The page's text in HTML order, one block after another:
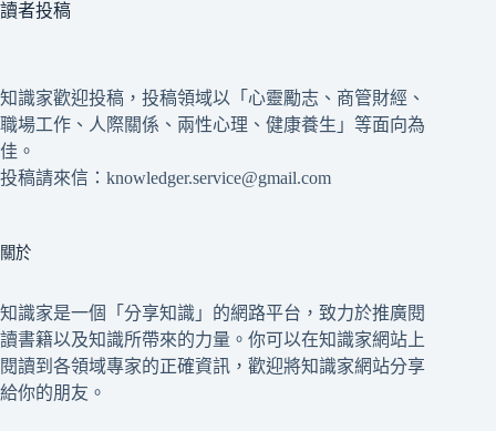
讀者投稿
知識家歡迎投稿，投稿領域以「心靈勵志、商管財經、
職場工作、人際關係、兩性心理、健康養生」等面向為
佳。
投稿請來信：knowledger.service@gmail.com
關於
知識家是一個「分享知識」的網路平台，致力於推廣閱
讀書籍以及知識所帶來的力量。你可以在知識家網站上
閱讀到各領域專家的正確資訊，歡迎將知識家網站分享
給你的朋友。